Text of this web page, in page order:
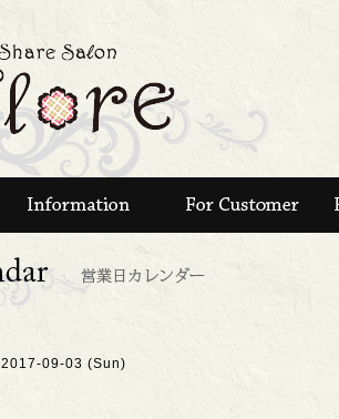
2017-09-03 (Sun)